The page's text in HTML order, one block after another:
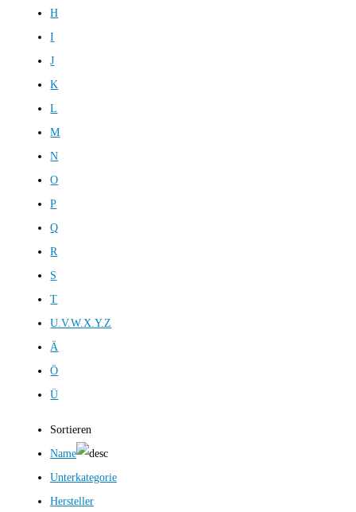
H
I
J
K
L
M
N
O
P
Q
R
S
T
U.V.W.X.Y.Z
Ä
Ö
Ü
Sortieren
Name
Unterkategorie
Hersteller